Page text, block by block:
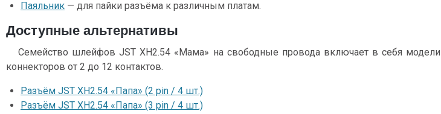
Паяльник — для пайки разъёма к различным платам.
Доступные альтернативы
Семейство шлейфов JST XH2.54 «Мама» на свободные провода включает в себя модели
коннекторов от 2 до 12 контактов.
Разъём JST XH2.54 «Папа» (2 pin / 4 шт.)
Разъём JST XH2.54 «Папа» (3 pin / 4 шт.)